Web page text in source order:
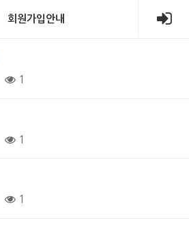
회원가입안내
1
1
1